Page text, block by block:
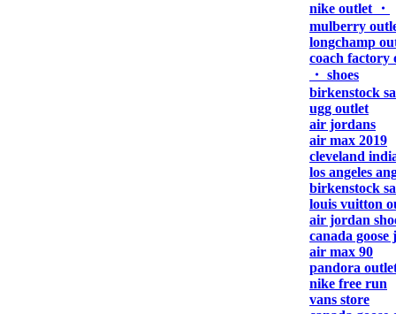
nike outlet ・
mulberry
longchamp
coach factory
・ shoes
birkenstock
ugg outlet
air jordans
air max 2019
cleveland
los angeles
birkenstock
louis vuitton
air jordan
canada goose
air max 90
pandora
nike free run
vans store